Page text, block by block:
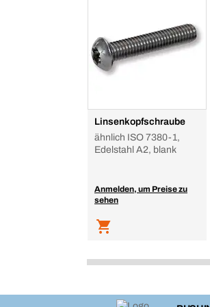
Linsenkopfschraube
ähnlich ISO 7380-1,
Edelstahl A2, blank
Anmelden, um Preise zu
sehen